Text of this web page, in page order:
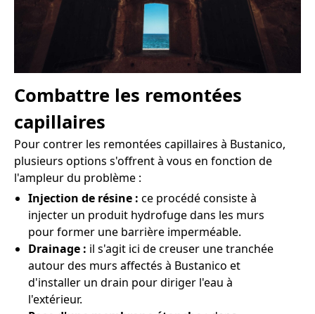
Combattre les remontées
capillaires
Pour contrer les remontées capillaires à Bustanico,
plusieurs options s'offrent à vous en fonction de
l'ampleur du problème :
Injection de résine : ce procédé consiste à
injecter un produit hydrofuge dans les murs
pour former une barrière imperméable.
Drainage : il s'agit ici de creuser une tranchée
autour des murs affectés à Bustanico et
d'installer un drain pour diriger l'eau à
l'extérieur.